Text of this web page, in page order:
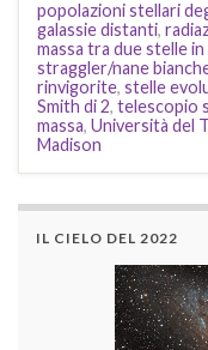
popolazioni stellari
galassie distanti,
massa tra due stelle
straggler/nane
rinvigorite, stelle
Smith di 2, telescopio
massa, Università del
Madison
IL CIELO DEL 2022